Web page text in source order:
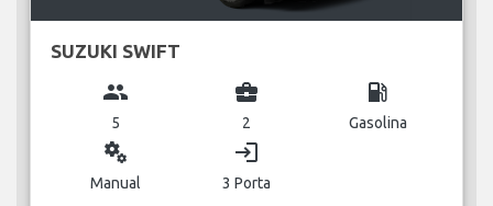
SUZUKI SWIFT
group
5
business_center
2
local_gas_station
Gasolina
miscellaneous_services
Manual
login
3 Porta